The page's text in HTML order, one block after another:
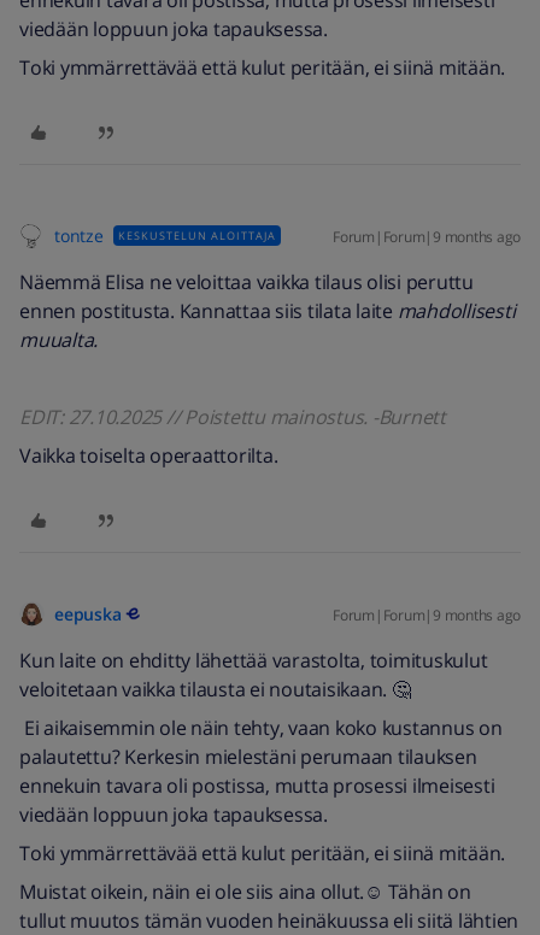
viedään loppuun joka tapauksessa.
Toki ymmärrettävää että kulut peritään, ei siinä mitään.
tontze KESKUSTELUN ALOITTAJA Forum|Forum|9 months ago
Näemmä Elisa ne veloittaa vaikka tilaus olisi peruttu
ennen postitusta. Kannattaa siis tilata laite mahdollisesti
muualta.
EDIT: 27.10.2025 // Poistettu mainostus. -Burnett
Vaikka toiselta operaattorilta.
eepuska Forum|Forum|9 months ago
Kun laite on ehditty lähettää varastolta, toimituskulut
veloitetaan vaikka tilausta ei noutaisikaan. 🤔
Ei aikaisemmin ole näin tehty, vaan koko kustannus on
palautettu? Kerkesin mielestäni perumaan tilauksen
ennekuin tavara oli postissa, mutta prosessi ilmeisesti
viedään loppuun joka tapauksessa.
Toki ymmärrettävää että kulut peritään, ei siinä mitään.
Muistat oikein, näin ei ole siis aina ollut.☺️ Tähän on
tullut muutos tämän vuoden heinäkuussa eli siitä lähtien